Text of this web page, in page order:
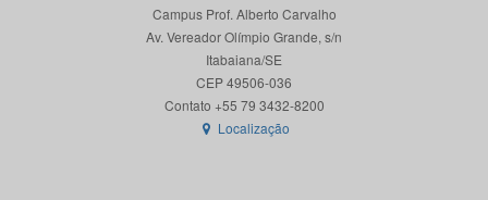
Campus Prof. Alberto Carvalho
Av. Vereador Olímpio Grande, s/n
Itabaiana/SE
CEP 49506-036
Localização